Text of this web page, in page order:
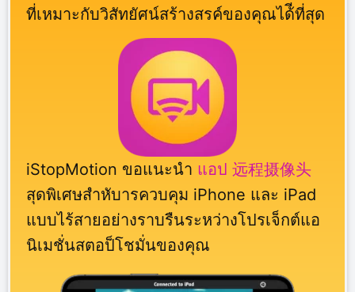
ที่เหมาะกับวิสัทยัศน์สร้างสรค์ของคุณได้ีที่สุด
iStopMotion ขอแนะนำ แอป 远程摄像头
สุดพิเศษสำหับารควบคุม iPhone และ iPad
แบบไร้สายอย่างราบรืนระหว่างโปรเจ็กต์แอ
นิเมชั่นสตอป็โชมั่นของคุณ